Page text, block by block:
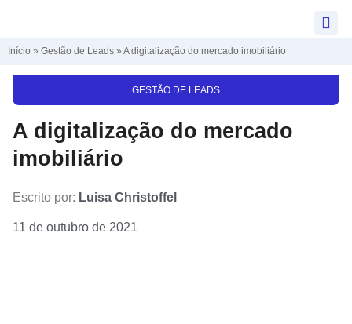
Início » Gestão de Leads » A digitalização do mercado imobiliário
GESTÃO DE LEADS
A digitalização do mercado
imobiliário
Escrito por: Luisa Christoffel
11 de outubro de 2021